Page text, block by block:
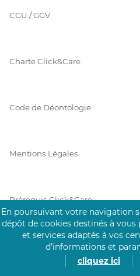
CGU / GGV
Charte Click&Care
Code de Déontologie
Mentions Légales
Prérequis Click&Care
Protection des Données
En poursuivant votre navigation
dépôt de cookies destinés à
et services adaptés à vos
d’informations et
cliquez ici